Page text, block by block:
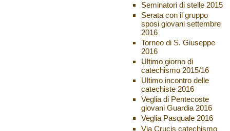
Seminatori di stelle 2015
Serata con il gruppo
sposi giovani settembre
2016
Torneo di S. Giuseppe
2016
Ultimo giorno di
catechismo 2015/16
Ultimo incontro delle
catechiste 2016
Veglia di Pentecoste
giovani Guardia 2016
Veglia Pasquale 2016
Via Crucis catechismo